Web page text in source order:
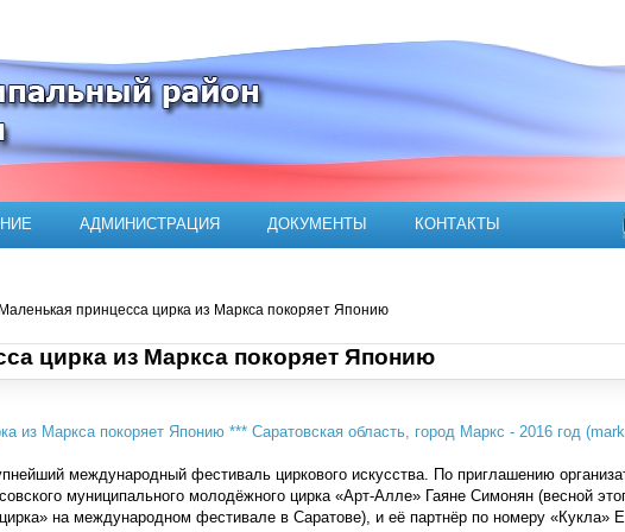
района
АДМИНИСТРАЦИЯ ДОКУМЕНТЫ КОНТАКТЫ
принцесса цирка из Маркса покоряет Японию
цирка из Маркса покоряет Японию
международный фестиваль циркового искусства. По приглашению
муниципального молодёжного цирка «Арт-Алле» Гаяне Симонян (весной
на международном фестивале в Саратове), и её партнёр по номеру «Кукла»